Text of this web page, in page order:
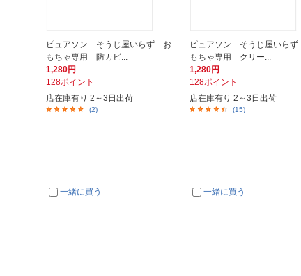
ピュアソン そうじ屋いらず お
もちゃ専用 防カビ...
1,280円
128ポイント
店在庫有り 2～3日出荷
(2)
一緒に買う
ピュアソン そうじ屋いら
もちゃ専用 クリー...
1,280円
128ポイント
店在庫有り 2～3日出荷
(15)
一緒に買う